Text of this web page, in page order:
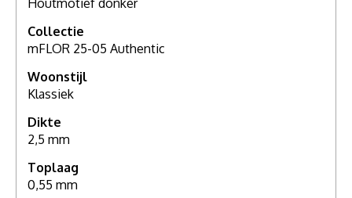
Houtmotief donker
Collectie
mFLOR 25-05 Authentic
Woonstijl
Klassiek
Dikte
2,5 mm
Toplaag
0,55 mm